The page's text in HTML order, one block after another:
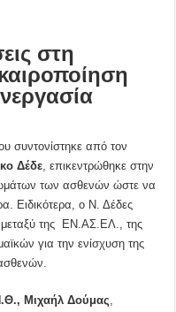
στη
συντονίστηκε από τον
Δέδε, επικεντρώθηκε στην
των ασθενών ώστε να
Ειδικότερα, ο Ν. Δέδες
μεταξύ της ΕΝ.ΑΣ.ΕΛ., της
για την ενίσχυση της
Μιχαήλ Δούμας,